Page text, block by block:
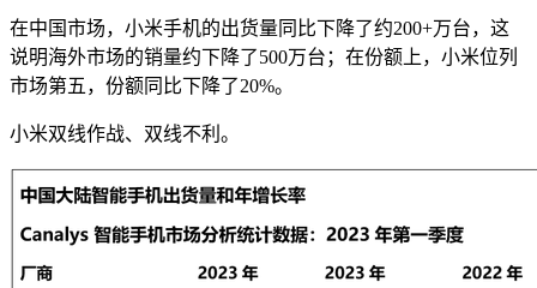
在中国市场，小米手机的出货量同比下降了约200+万台，这
说明海外市场的销量约下降了500万台；在份额上，小米位列
市场第五，份额同比下降了20%。
小米双线作战、双线不利。